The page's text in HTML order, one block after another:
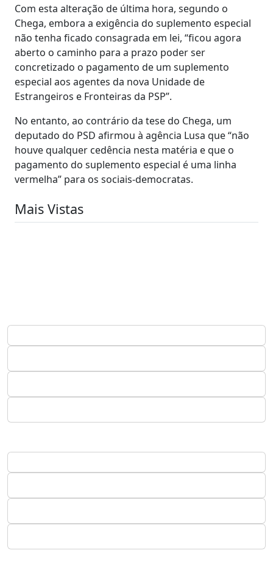
Com esta alteração de última hora, segundo o
Chega, embora a exigência do suplemento especial
não tenha ficado consagrada em lei, “ficou agora
aberto o caminho para a prazo poder ser
concretizado o pagamento de um suplemento
especial aos agentes da nova Unidade de
Estrangeiros e Fronteiras da PSP”.
No entanto, ao contrário da tese do Chega, um
deputado do PSD afirmou à agência Lusa que “não
houve qualquer cedência nesta matéria e que o
pagamento do suplemento especial é uma linha
vermelha” para os sociais-democratas.
Mais Vistas